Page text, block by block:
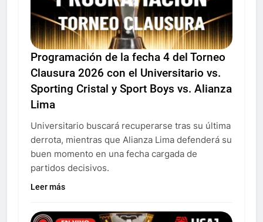
Programación de la fecha 4 del Torneo
Clausura 2026 con el Universitario vs.
Sporting Cristal y Sport Boys vs. Alianza
Lima
Universitario buscará recuperarse tras su última
derrota, mientras que Alianza Lima defenderá su
buen momento en una fecha cargada de
partidos decisivos.
Leer más